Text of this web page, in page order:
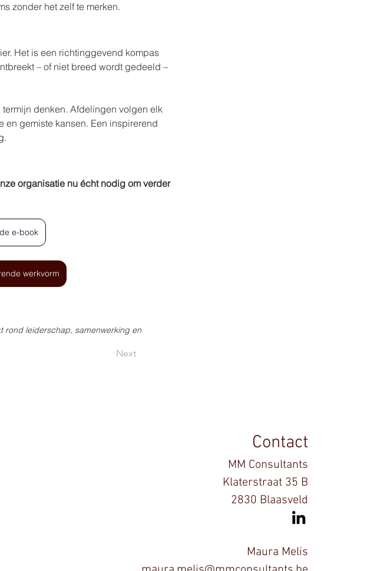
zonder het zelf te merken.
Het is een richtinggevend kompas
– of niet breed wordt gedeeld –
denken. Afdelingen volgen elk
en gemiste kansen. Een inspirerend
organisatie nu écht nodig om verder
e-book
werkvorm
rond leiderschap, samenwerking en
Next
Contact
MM Consultants
Klaterstraat 35 B
2830 Blaasveld
​Maura Melis